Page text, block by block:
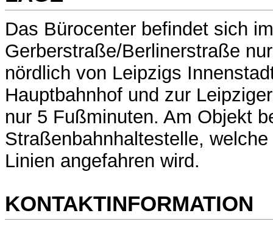
Das Bürocenter befindet sich
Gerberstraße/Berlinerstraße
nördlich von Leipzigs
Hauptbahnhof und zur
nur 5 Fußminuten. Am Objekt
Straßenbahnhaltestelle,
Linien angefahren wird.
KONTAKTINFORMATION